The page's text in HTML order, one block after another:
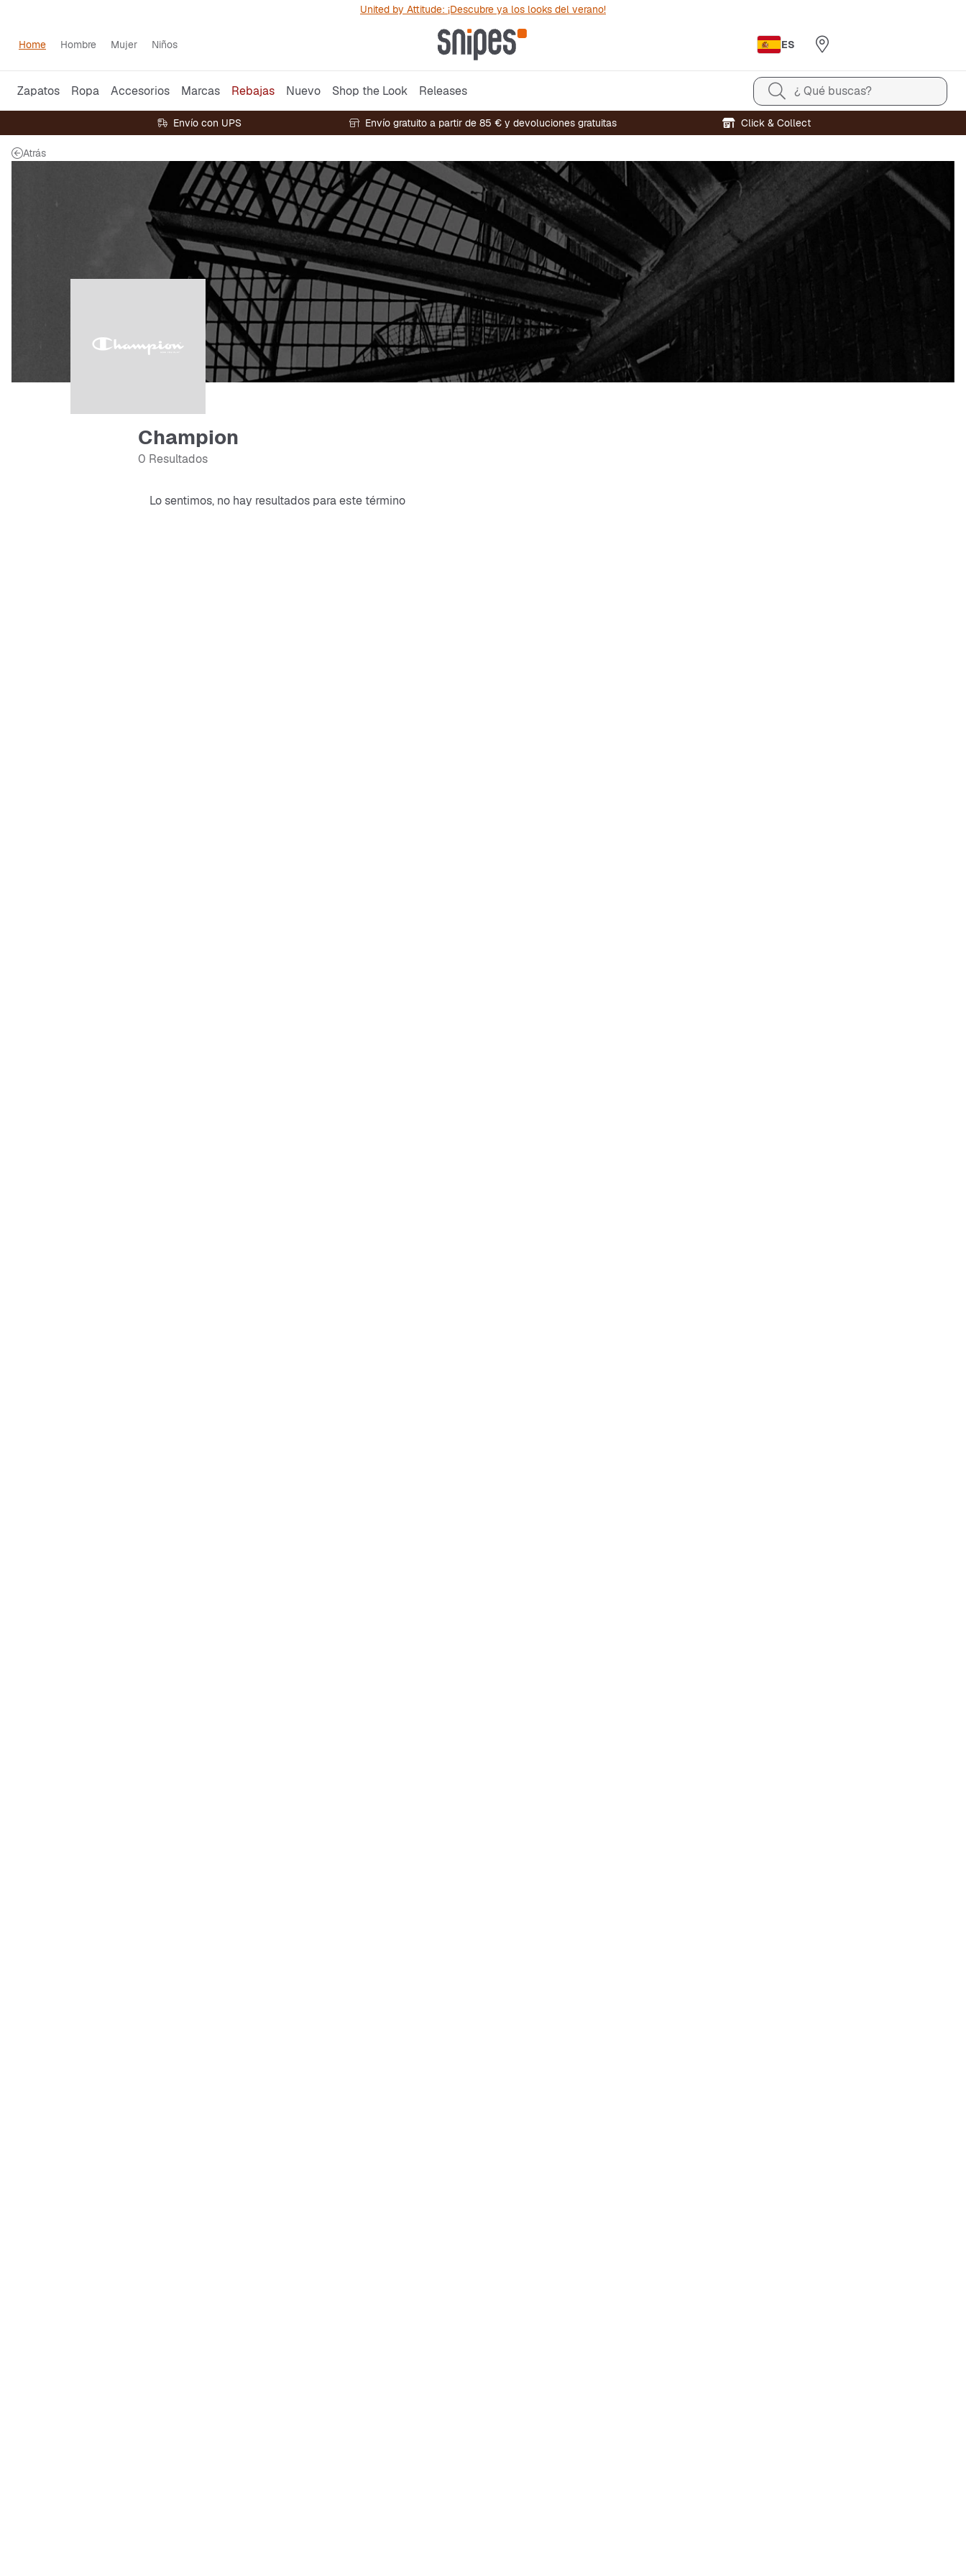
United by Attitude: ¡Descubre ya los looks del verano!
Home Hombre Mujer Niños ES
Zapatos Ropa Accesorios Marcas Rebajas Nuevo Shop the Look Releases ¿ Qué buscas?
Envío con UPS Envío gratuito a partir de 85 € y devoluciones gratuitas Click & Collect
Atrás
Champion
0 Resultados
Lo sentimos, no hay resultados para este término